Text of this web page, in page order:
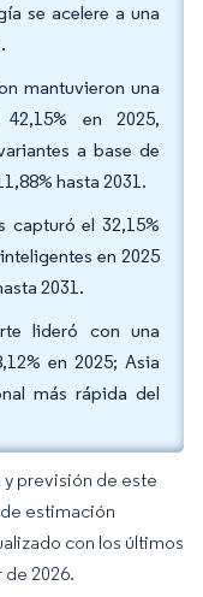
se acelere a una
mantuvieron una
en 2025,
a base de
hasta 2031.
capturó el 32,15%
en 2025
2031.
lideró con una
en 2025; Asia
más rápida del
y previsión de este
estimación
con los últimos
2026.